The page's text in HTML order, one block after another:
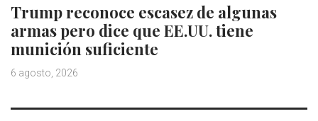
Trump reconoce escasez de algunas
armas pero dice que EE.UU. tiene
munición suficiente
6 agosto, 2026